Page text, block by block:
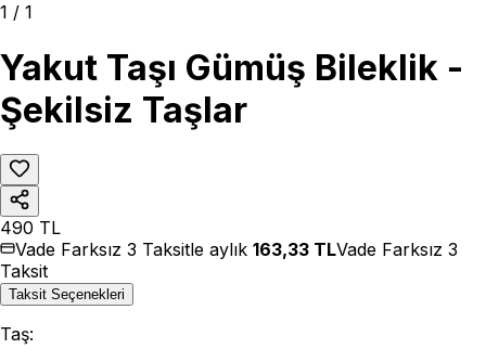
1 / 1
Yakut Taşı Gümüş Bileklik -
Şekilsiz Taşlar
490 TL
Vade Farksız 3 Taksitle aylık 163,33 TLVade Farksız 3
Taksit
Taksit Seçenekleri
Taş: